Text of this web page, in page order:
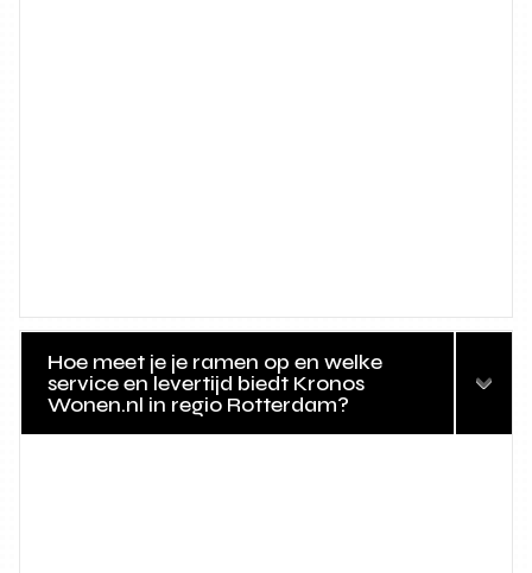
Hoe meet je je ramen op en welke
service en levertijd biedt Kronos
Wonen.nl in regio Rotterdam?